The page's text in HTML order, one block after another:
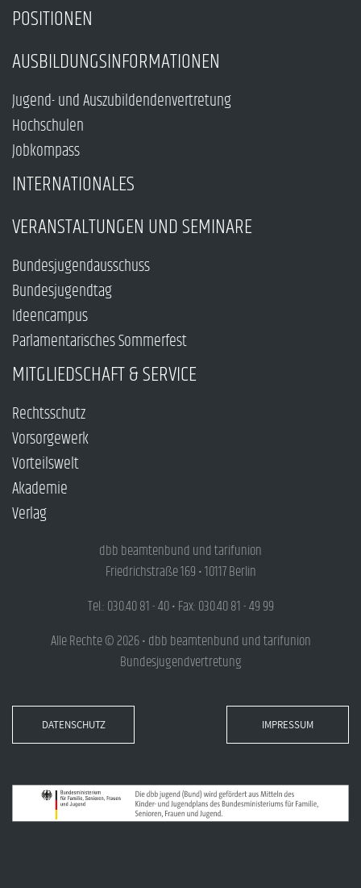
POSITIONEN
AUSBILDUNGSINFORMATIONEN
Jugend- und Auszubildendenvertretung
Hochschulen
Jobkompass
INTERNATIONALES
VERANSTALTUNGEN UND SEMINARE
Bundesjugendausschuss
Bundesjugendtag
Ideencampus
Parlamentarisches Sommerfest
MITGLIEDSCHAFT & SERVICE
Rechtsschutz
Vorsorgewerk
Vorteilswelt
Akademie
Verlag
dbb beamtenbund und tarifunion
Friedrichstraße 169 • 10117 Berlin
Tel.: 030.40 81 - 40 • Fax: 030.40 81 - 49 99
Alle Rechte © 2026 • dbb beamtenbund und tarifunion
Bundesjugendvertretung
DATENSCHUTZ IMPRESSUM